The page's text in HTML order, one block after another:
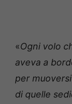
«Ogni volo
aveva a
per
di quelle